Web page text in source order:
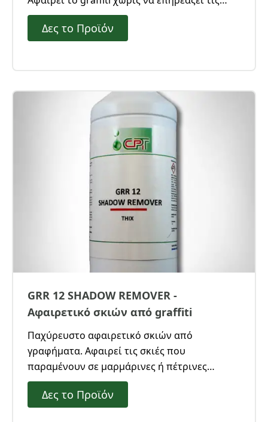
επιφάνειες. Ιδανικό για πλαστικές και
plexiglass επιφάνειες αλλά και διαφημιστικές
Δες το Προϊόν
GRR 12 SHADOW REMOVER -
Αφαιρετικό σκιών από graffiti
Παχύρευστο αφαιρετικό σκιών από
γραφήματα. Αφαιρεί τις σκιές που
παραμένουν σε μαρμάρινες ή πέτρινες
επιφάνειες μετά τον καθαρισμό από Graffiti.
Δες το Προϊόν